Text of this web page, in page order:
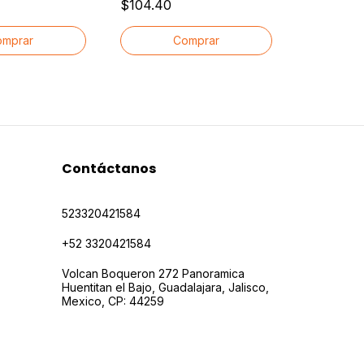
Adultos
Fresca
$104.40
Contáctanos
523320421584
+52 3320421584
Volcan Boqueron 272 Panoramica
Huentitan el Bajo, Guadalajara, Jalisco,
Mexico, CP: 44259